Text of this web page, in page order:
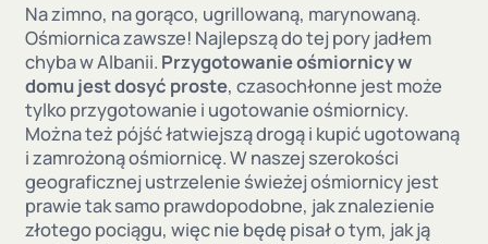
Na zimno, na gorąco, ugrillowaną, marynowaną.
Ośmiornica zawsze! Najlepszą do tej pory jadłem
chyba w Albanii. Przygotowanie ośmiornicy w
domu jest dosyć proste, czasochłonne jest może
tylko przygotowanie i ugotowanie ośmiornicy.
Można też pójść łatwiejszą drogą i kupić ugotowaną
i zamrożoną ośmiornicę. W naszej szerokości
geograficznej ustrzelenie świeżej ośmiornicy jest
prawie tak samo prawdopodobne, jak znalezienie
złotego pociągu, więc nie będę pisał o tym, jak ją